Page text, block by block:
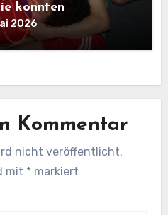
konnten
2026
Kommentar
nicht veröffentlicht.
mit * markiert